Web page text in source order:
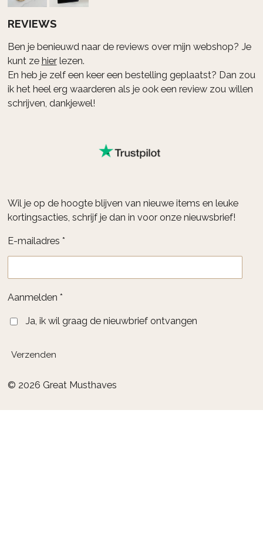
REVIEWS
Ben je benieuwd naar de reviews over mijn webshop? Je
kunt ze hierlezen.
En heb je zelf een keer een bestelling geplaatst? Dan zou
ik het heel erg waarderen als je ook een review zou willen
schrijven, dankjewel!
Wil je op de hoogte blijven van nieuwe items en leuke
kortingsacties, schrijf je dan in voor onze nieuwsbrief!
E-mailadres *
Aanmelden *
Ja, ik wil graag de nieuwbrief ontvangen
Verzenden
© 2026 Great Musthaves